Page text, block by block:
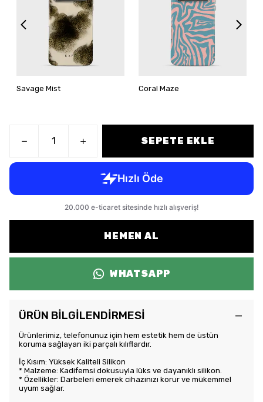
Savage Mist Coral Maze
SEPETE EKLE
HEMEN AL
WHATSAPP
ÜRÜN BİLGİLENDİRMESİ
Ürünlerimiz, telefonunuz için hem estetik hem de üstün
koruma sağlayan iki parçalı kılıflardır.
İç Kısım: Yüksek Kaliteli Silikon
* Malzeme: Kadifemsi dokusuyla lüks ve dayanıklı silikon.
* Özellikler: Darbeleri emerek cihazınızı korur ve mükemmel
uyum sağlar.